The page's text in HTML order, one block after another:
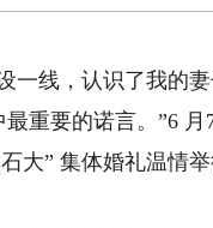
线，认识了我的妻
重要的诺言。”6
大” 集体婚礼温情